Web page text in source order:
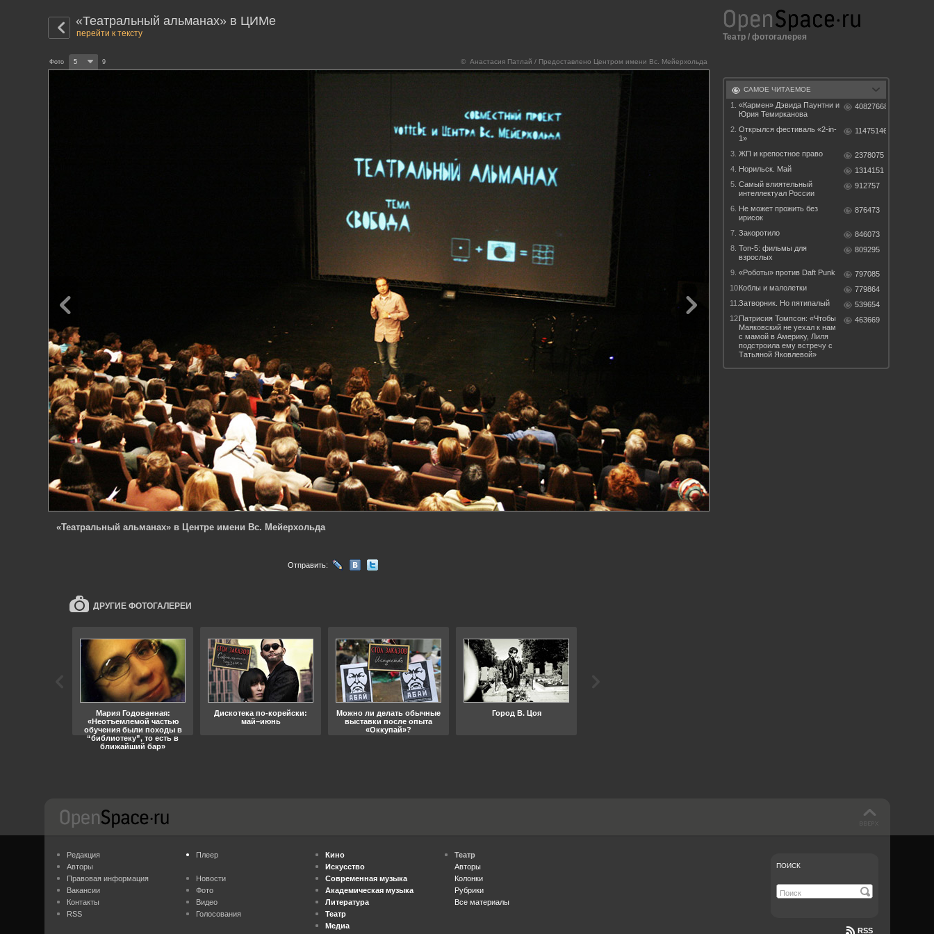
«Театральный альманах» в ЦИМе
перейти к тексту
© Анастасия Патлай / Предоставлено Центром имени Вс. Мейерхольда
Фото 5 9
«Театральный альманах» в Центре имени Вс. Мейерхольда
Отправить:
ДРУГИЕ ФОТОГАЛЕРЕИ
Мария Годованная:
«Неотъемлемой частью
обучения были походы в
“библиотеку”, то есть в
ближайший бар»
Дискотека по-корейски:
май–июнь
Можно ли делать обычные
выставки после опыта
«Оккупай»?
Город В. Цоя
Театр / фотогалерея
САМОЕ ЧИТАЕМОЕ
1.
«Кармен» Дэвида Паунтни и
Юрия Темирканова
40827668
2. Открылся фестиваль «2-in-
1»
11475146
3. ЖП и крепостное право
2378075
4. Норильск. Май
1314151
5. Самый влиятельный
интеллектуал России
912757
6. Не может прожить без
ирисок
876473
7. Закоротило
846073
8. Топ-5: фильмы для
взрослых
809295
9. «Роботы» против Daft Punk
797085
10.Коблы и малолетки
779864
11.Затворник. Но пятипалый
539654
12.Патрисия Томпсон: «Чтобы
Маяковский не уехал к нам
с мамой в Америку, Лиля
подстроила ему встречу с
Татьяной Яковлевой»
463669
Редакция
Авторы
Правовая информация
Вакансии
Контакты
RSS
Плеер
Новости
Фото
Видео
Голосования
Кино
Искусство
Современная музыка
Академическая музыка
Литература
Театр
Медиа
Театр
Авторы
Колонки
Рубрики
Все материалы
ПОИСК
RSS